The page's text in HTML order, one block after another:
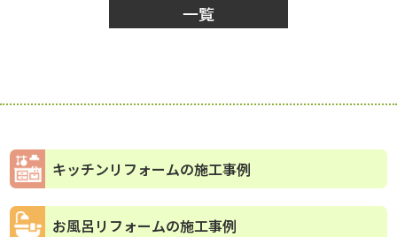
一覧
キッチンリフォームの施工事例
お風呂リフォームの施工事例